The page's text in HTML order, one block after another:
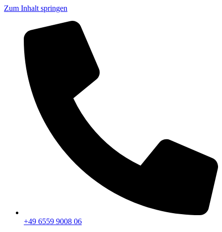
Zum Inhalt springen
+49 6559 9008 06